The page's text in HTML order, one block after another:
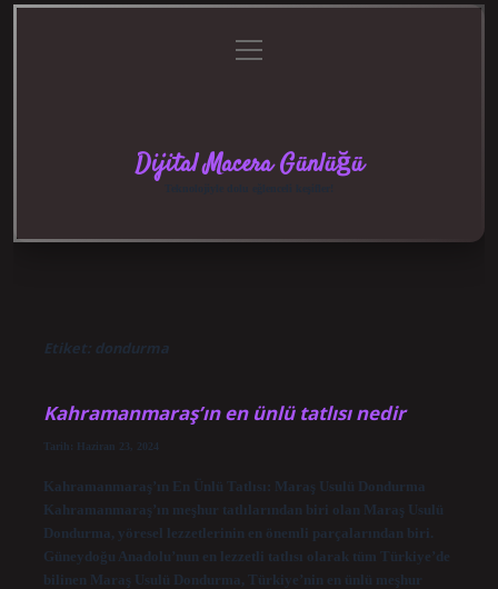
menüyü
aç
Dijital Macera Günlüğü
Etiket: dondurma
Kahramanmaraş’ın en ünlü tatlısı nedir
Tarih: Haziran 23, 2024
Kahramanmaraş’ın En Ünlü Tatlısı: Maraş Usulü Dondurma
Kahramanmaraş’ın meşhur tatlılarından biri olan Maraş Usulü
Dondurma, yöresel lezzetlerinin en önemli parçalarından biri.
Güneydoğu Anadolu’nun en lezzetli tatlısı olarak tüm Türkiye’de
bilinen Maraş Usulü Dondurma, Türkiye’nin en ünlü meşhur